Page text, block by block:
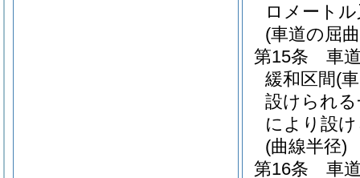
ロメート
(車道の屈
第15条
車
緩和区間(
設けられ
により設
(曲線半径)
第16条
車